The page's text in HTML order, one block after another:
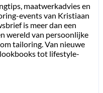
maatwerkadvies en
events van Kristiaan
is meer dan een
wereld van persoonlijke
tailoring. Van nieuwe
tot lifestyle-